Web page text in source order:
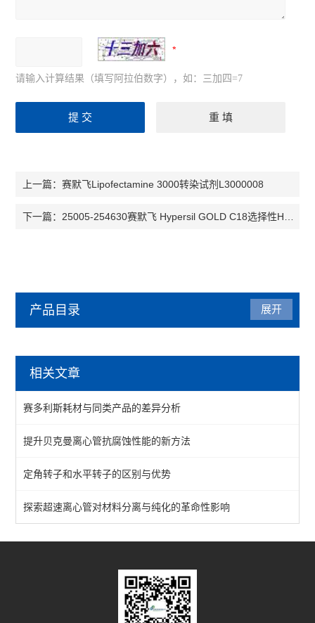
请输入计算结果（填写阿拉伯数字），如：三加四=7
上一篇：赛默飞Lipofectamine 3000转染试剂L3000008
下一篇：25005-254630赛默飞 Hypersil GOLD C18选择性HPLC色谱柱
产品目录 展开
相关文章
赛多利斯耗材与同类产品的差异分析
提升贝克曼离心管抗腐蚀性能的新方法
定角转子和水平转子的区别与优势
探索超速离心管对材料分离与纯化的革命性影响